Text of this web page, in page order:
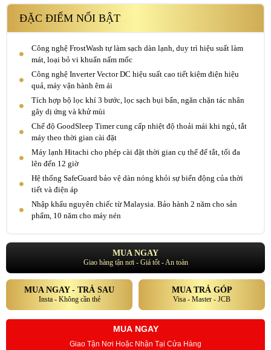
ĐẶC ĐIỂM NỔI BẬT
Công nghệ FrostWash tự làm sạch dàn lạnh, duy trì hiệu suất làm
mát, loại bỏ vi khuẩn nấm mốc
Công nghệ Inverter Vector DC hiệu suất cao tiết kiệm điện hiệu
quả, máy vận hành êm ái
Tích hợp bộ lọc khí 3 bước, lọc sạch bụi bẩn, ngăn chặn tác nhân
gây dị ứng và khử mùi
Chế độ GoodSleep Timer cung cấp nhiệt độ thoải mái khi ngủ, tắt
máy theo thời gian cài đặt
Máy lạnh Hitachi cho phép cài đặt thời gian cụ thể để tắt, tối đa
lên đến 12 giờ
Hệ thống SafeGuard bảo vệ dàn nóng khỏi sự biến động của thời
tiết và điện áp
Nhập khẩu nguyên chiếc từ Malaysia. Bảo hành 2 năm cho sản
phẩm, 10 năm cho máy nén
MUA NGAY
Giao hàng tận nơi - Giá tốt - An toàn
MUA NGAY - TRẢ SAU
Insta - Không cần thẻ
MUA TRẢ GÓP
Visa - Master - JCB
MUA NGAY
Giao Tận Nơi Hoặc Nhận Tại Cửa Hàng